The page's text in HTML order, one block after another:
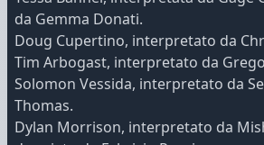
da Gemma Donati.
Doug Cupertino, interpretato da
Tim Arbogast, interpretato da
Solomon Vessida, interpretato da
Thomas.
Dylan Morrison, interpretato da